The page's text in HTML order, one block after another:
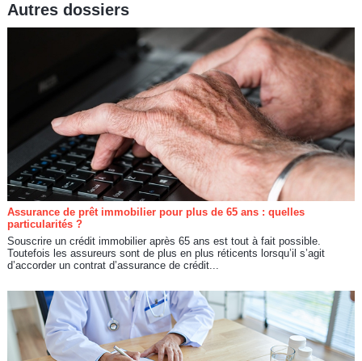
Autres dossiers
Assurance de prêt immobilier pour plus de 65 ans : quelles
particularités ?
Souscrire un crédit immobilier après 65 ans est tout à fait possible.
Toutefois les assureurs sont de plus en plus réticents lorsqu’il s’agit
d’accorder un contrat d’assurance de crédit...